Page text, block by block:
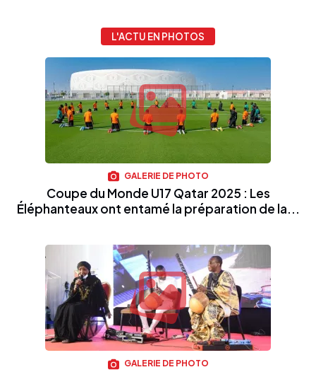
L'ACTU EN PHOTOS
GALERIE DE PHOTO
Coupe du Monde U17 Qatar 2025 : Les
Éléphanteaux ont entamé la préparation de la...
GALERIE DE PHOTO